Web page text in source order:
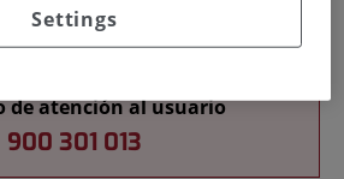
de atención al usuario
900 301 013
Settings